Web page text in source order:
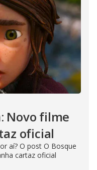
Novo filme
oficial
aí? O post O Bosque
cartaz oficial